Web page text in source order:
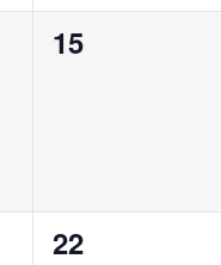
0
15
0
22